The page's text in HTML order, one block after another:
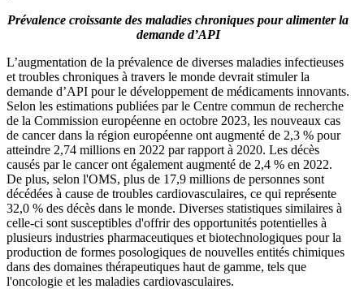
Prévalence croissante des maladies chroniques pour alimenter la
demande d’API
L’augmentation de la prévalence de diverses maladies infectieuses
et troubles chroniques à travers le monde devrait stimuler la
demande d’API pour le développement de médicaments innovants.
Selon les estimations publiées par le Centre commun de recherche
de la Commission européenne en octobre 2023, les nouveaux cas
de cancer dans la région européenne ont augmenté de 2,3 % pour
atteindre 2,74 millions en 2022 par rapport à 2020. Les décès
causés par le cancer ont également augmenté de 2,4 % en 2022.
De plus, selon l'OMS, plus de 17,9 millions de personnes sont
décédées à cause de troubles cardiovasculaires, ce qui représente
32,0 % des décès dans le monde. Diverses statistiques similaires à
celle-ci sont susceptibles d'offrir des opportunités potentielles à
plusieurs industries pharmaceutiques et biotechnologiques pour la
production de formes posologiques de nouvelles entités chimiques
dans des domaines thérapeutiques haut de gamme, tels que
l'oncologie et les maladies cardiovasculaires.